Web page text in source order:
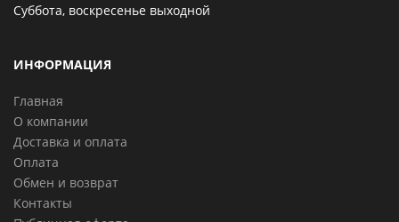
Суббота, воскресенье выходной
ИНФОРМАЦИЯ
Главная
О компании
Доставка и оплата
Оплата
Обмен и возврат
Контакты